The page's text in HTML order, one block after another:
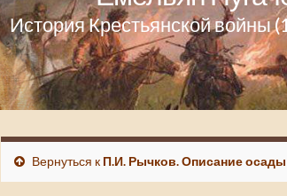
История Крестьянской войны
Вернуться к П.И. Рычков. Описание